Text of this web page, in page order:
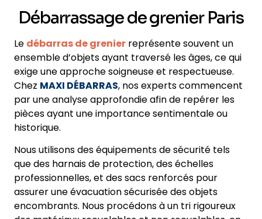
Débarrassage de grenier Paris
Le débarras de grenier représente souvent un
ensemble d’objets ayant traversé les âges, ce qui
exige une approche soigneuse et respectueuse.
Chez MAXI DÉBARRAS, nos experts commencent
par une analyse approfondie afin de repérer les
pièces ayant une importance sentimentale ou
historique.
Nous utilisons des équipements de sécurité tels
que des harnais de protection, des échelles
professionnelles, et des sacs renforcés pour
assurer une évacuation sécurisée des objets
encombrants. Nous procédons à un tri rigoureux